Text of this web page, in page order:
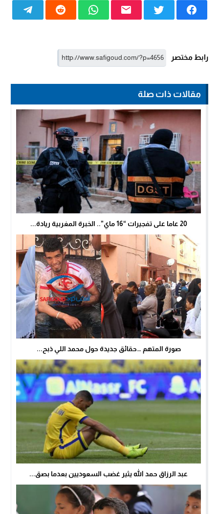
رابط مختصر
مقالات ذات صلة
20 عاما على تفجيرات “16 ماي”.. الخبرة المغربية ريادة...
صورة المتهم …حقائق جديدة حول محمد اللي ذبح...
عبد الرزاق حمد الله يثير غضب السعوديين بعدما بصق...